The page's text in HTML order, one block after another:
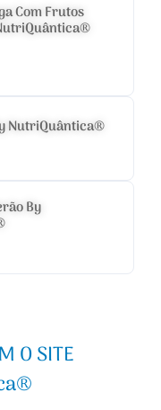
Com Frutos
NutriQuântica®
By
O SITE